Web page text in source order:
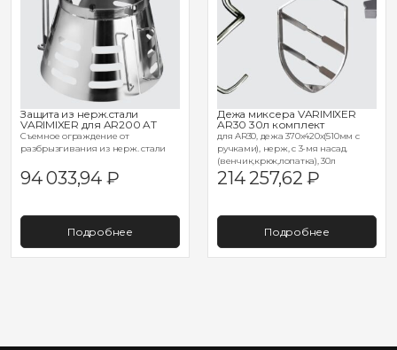
Защита из нерж.стали
VARIMIXER для AR200 AT
Съемное ограждение от
разбрызгивания из нерж. стали
94 033,94 ₽
Подробнее
Дежа миксера VARIMIXER
AR30 30л комплект
для AR30, дежа 370х420х(510мм с
ручками), нерж, с 3-мя насад.
(венчик,крюк,лопатка), 30л
214 257,62₽
Подробнее